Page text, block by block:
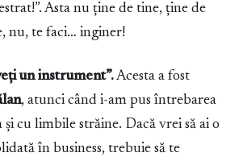
Asta nu ține de tine, ține de
nu, te faci… inginer!
un instrument”.Acesta a fost
, atunci când i-am pus întrebarea
și cu limbile străine. Dacă vrei să ai o
în business, trebuie să te